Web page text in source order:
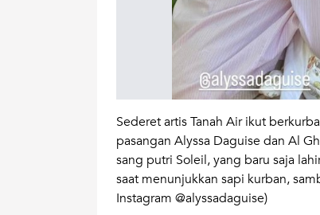
Sederet artis Tanah Air ikut
pasangan Alyssa Daguise dan Al
sang putri Soleil, yang baru saja
saat menunjukkan sapi kurban,
Instagram @alyssadaguise)